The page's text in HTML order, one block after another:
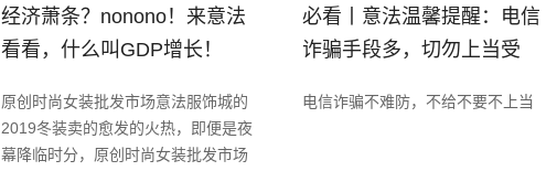
经济萧条？nonono！来意法
看看，什么叫GDP增长！
原创时尚女装批发市场意法服饰城的
2019冬装卖的愈发的火热，即便是夜
幕降临时分，原创时尚女装批发市场
必看丨意法温馨提醒：电信
诈骗手段多，切勿上当受
电信诈骗不难防，不给不要不上当